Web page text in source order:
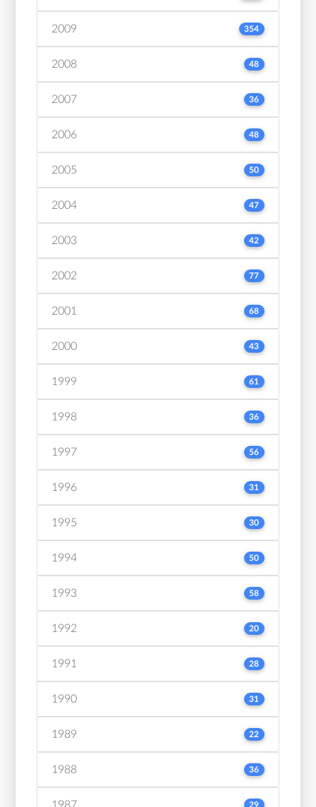
2009 354
2008 48
2007 36
2006 48
2005 50
2004 47
2003 42
2002 77
2001 68
2000 43
1999 61
1998 36
1997 56
1996 31
1995 30
1994 50
1993 58
1992 20
1991 28
1990 31
1989 22
1988 36
1987 29